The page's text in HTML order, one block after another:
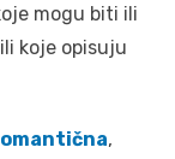
mogu biti ili
koje opisuju
,